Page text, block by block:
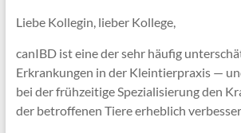
Liebe Kollegin, lieber Kollege,
canIBD ist eine der sehr häufig
Erkrankungen in der Kleintierpraxis —
bei der frühzeitige Spezialisierung den
der betroffenen Tiere erheblich